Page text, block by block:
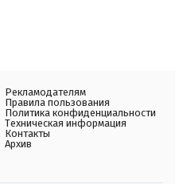
Рекламодателям
Правила пользования
Политика конфиденциальности
Техническая информация
Контакты
Архив